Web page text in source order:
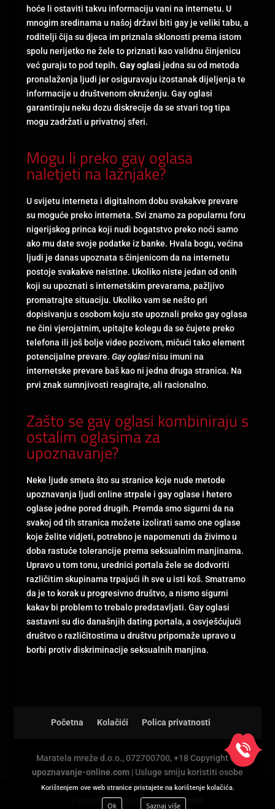
hoće li ostaviti takvu informaciju vani na internetu. U
mnogim sredinama u našoj državi biti gay je veliki tabu, a
roditelji čija su djeca im priznala sklonosti prema istom
spolu nerijetko ne žele to priznati kao validnu činjenicu
već guraju to pod tepih. Gay oglasi jedna su od metoda
pronalaženja ljudi jer osiguravaju izostanak dijeljenja te
informacije u društvenom okruženju. Gay oglasi
garantiraju neku dozu diskrecije da se stvari tog tipa
mogu zadržati u privatnoj sferi.
Mogu li preko gay oglasa
naletjeti na lažnjake?
U svijetu interneta i digitalnom dobu svakakve prevare
su moguće preko interneta. Svi znamo za popularnu foru
nigerijskog princa koji nudi bogatstvo preko noći samo
ako mu date svoje podatke iz banke. Hvala bogu, većina
ljudi je danas upoznata s činjenicom da na internetu
postoje svakakve neistine. Ukoliko niste jedan od onih
koji su upoznati s internetskim prevarama, pažljivo
promatrajte situaciju. Ukoliko vam se nešto pri
dopisivanju s osobom koju ste upoznali preko gay oglasa
ne čini vjerojatnim, upitajte kolegu da se čujete preko
telefona ili još bolje video pozivom, mičući tako element
potencijalne prevare. Gay oglasinisu imuni na
internetske prevare baš kao ni jedna druga stranica. Na
prvi znak sumnjivosti reagirajte, ali racionalno.
Zašto se gay oglasi kombiniraju s
ostalim oglasima za
upoznavanje?
Neke ljude smeta što su stranice koje nude metode
upoznavanja ljudi online strpale i gay oglase i hetero
oglase jedne pored drugih. Premda smo sigurni da na
svakoj od tih stranica možete izolirati samo one oglase
koje želite vidjeti, potrebno je napomenuti da živimo u
doba rastuće tolerancije prema seksualnim manjinama.
Upravo u tom tonu, urednici portala žele se dodvoriti
različitim skupinama trpajući ih sve u isti koš. Smatramo
da je to korak u progresivno društvo, a nismo sigurni
kakav bi problem to trebalo predstavljati. Gay oglasi
sastavni su dio današnjih dating portala, a osvješćujući
društvo o različitostima u društvu pripomaže upravo u
borbi protiv diskriminacije seksualnih manjina.
Početna Kolačići Polica privatnosti
Maratela mreže d.o.o., 072700700, +18 Copyright Ⓒ
upoznavanje-online.com| Usluge smiju koristiti osobe
starije od +18 godina.
Partnerski portali:Osobni kontakti
Korištenjem ove web stranice pristajete na korištenje kolačića.
Ok Saznaj više